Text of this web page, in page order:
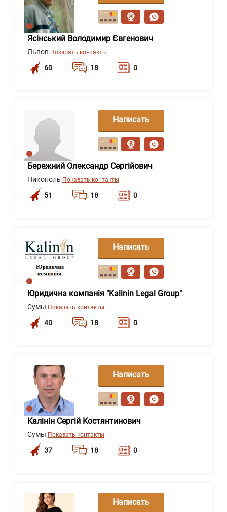
Ясінський Володимир Євгенович
Львов Показать контакты
60 18 0
сообщение
Бережний Олександр Сергійович
Никополь Показать контакты
51 18 0
Написать
сообщение
Юридична компанія "Kalinin Legal Group"
Сумы Показать контакты
40 18 0
Написать
сообщение
Калінін Сергій Костянтинович
Сумы Показать контакты
37 18 0
Написать
сообщение
Написать